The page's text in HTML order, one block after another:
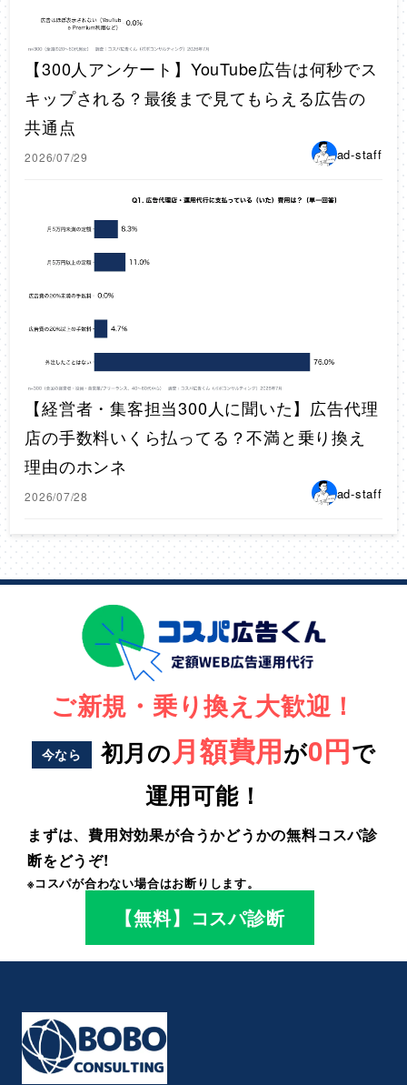
【300人アンケート】YouTube広告は何秒でス
キップされる？最後まで見てもらえる広告の
共通点
2026/07/29 ad-staff
【経営者・集客担当300人に聞いた】広告代理
店の手数料いくら払ってる？不満と乗り換え
理由のホンネ
2026/07/28 ad-staff
ご新規・乗り換え大歓迎！
今なら 初月の月額費用が0円で
運用可能！
まずは、費用対効果が合うかどうかの無料コスパ診
断をどうぞ!
※コスパが合わない場合はお断りします。
【無料】コスパ診断